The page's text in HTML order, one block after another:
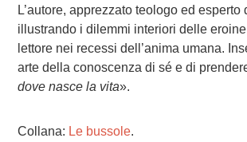
L’autore, apprezzato teologo ed esperto
illustrando i dilemmi interiori delle eroine
lettore nei recessi dell’anima umana.
arte della conoscenza di sé e di
dove nasce la vita».
Collana: Le bussole.